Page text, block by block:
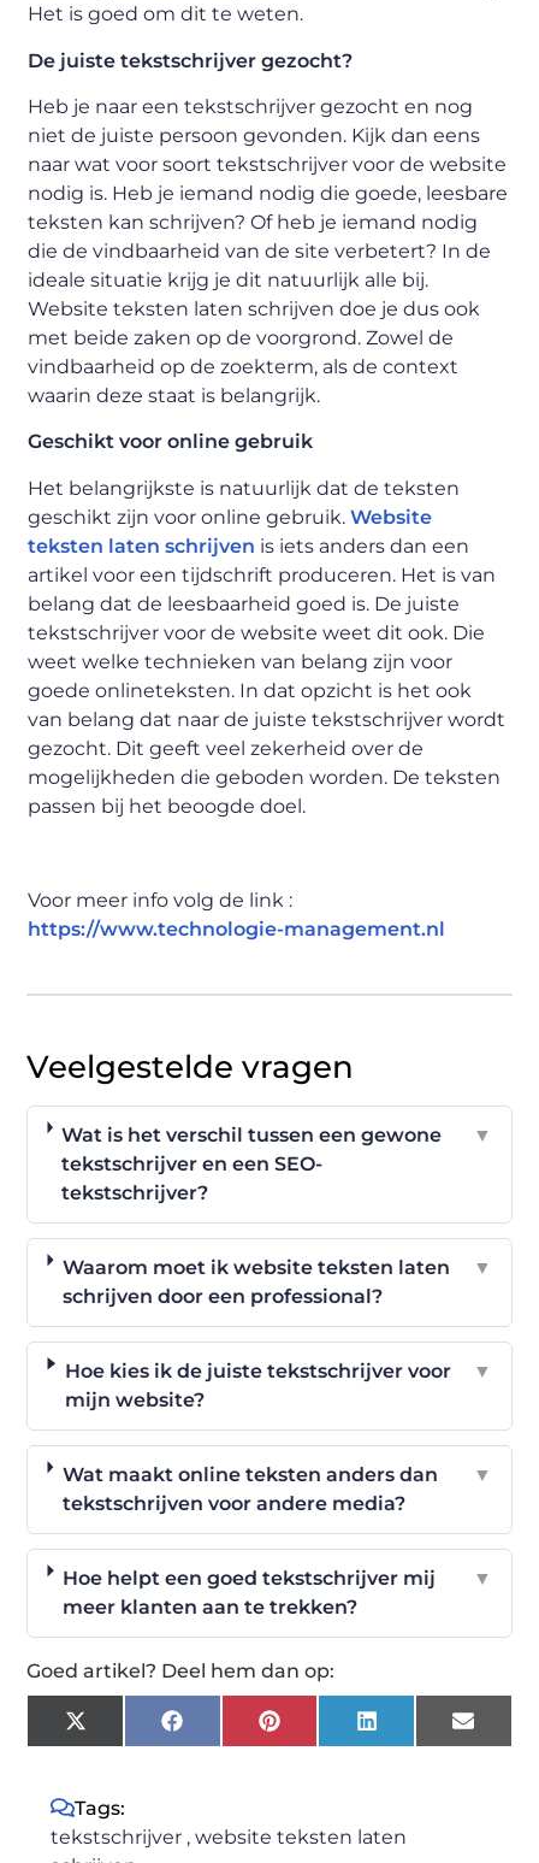
Het is goed om dit te weten.
De juiste tekstschrijver gezocht?
Heb je naar een tekstschrijver gezocht en nog
niet de juiste persoon gevonden. Kijk dan eens
naar wat voor soort tekstschrijver voor de website
nodig is. Heb je iemand nodig die goede, leesbare
teksten kan schrijven? Of heb je iemand nodig
die de vindbaarheid van de site verbetert? In de
ideale situatie krijg je dit natuurlijk alle bij.
Website teksten laten schrijven doe je dus ook
met beide zaken op de voorgrond. Zowel de
vindbaarheid op de zoekterm, als de context
waarin deze staat is belangrijk.
Geschikt voor online gebruik
Het belangrijkste is natuurlijk dat de teksten
geschikt zijn voor online gebruik.Website
teksten laten schrijven is iets anders dan een
artikel voor een tijdschrift produceren. Het is van
belang dat de leesbaarheid goed is. De juiste
tekstschrijver voor de website weet dit ook. Die
weet welke technieken van belang zijn voor
goede onlineteksten. In dat opzicht is het ook
van belang dat naar de juiste tekstschrijver wordt
gezocht. Dit geeft veel zekerheid over de
mogelijkheden die geboden worden. De teksten
passen bij het beoogde doel.
Voor meer info volg de link :
https://www.technologie-management.nl
Veelgestelde vragen
Wat is het verschil tussen een gewone
tekstschrijver en een SEO-
tekstschrijver?
▼
Waarom moet ik website teksten laten
schrijven door een professional?
▼
Hoe kies ik de juiste tekstschrijver voor
mijn website?
▼
Wat maakt online teksten anders dan
tekstschrijven voor andere media?
▼
Hoe helpt een goed tekstschrijver mij
meer klanten aan te trekken?
▼
Goed artikel? Deel hem dan op:
X
(Twitter)
FacebookPinterestLinkedIn Email
Tags:
tekstschrijver ,website teksten laten